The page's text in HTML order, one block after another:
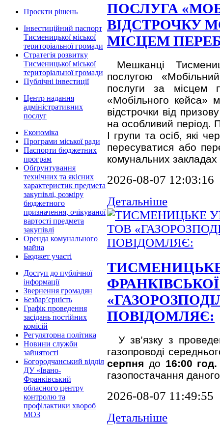
Проєкти рішень
Інвестиційний паспорт
Тисменицької міської
територіальної громади
Стратегія розвитку
Тисменицької міської
територіальної громади
Публічні інвестиції
Центр надання
адміністративних
послуг
Економіка
Програми міської ради
Паспорти бюджетних
програм
Обґрунтування
технічних та якісних
характеристик предмета
закупівлі, розміру
бюджетного
призначення, очікуваної
вартості предмета
закупівлі
Оренда комунального
майна
Бюджет участі
Доступ до публічної
інформації
Звернення громадян
Безбар’єрність
Графік проведення
засідань постійних
комісій
Регуляторна політика
Новини служби
зайнятості
Богородчанський відділ
ДУ «Івано-
Франківський
обласного центру
контролю та
профілактики хвороб
МОЗ
ПОСЛУГА
ВІДСТРОЧКУ
МІСЦЕМ
Мешканці
послугою
послуги за місцем
«Мобільного кейса»
відстрочки від
на особливий період.
I групи та осіб, які
пересуватися або
комунальних
2026-08-07 12:03:16
Детальніше
ФРАНКІВСЬКОЇ
ПОВІДОМЛЯЄ:
У зв’язку з
газопроводі
серпня до 16:00
газопостачання
2026-08-07 11:49:55
Детальніше